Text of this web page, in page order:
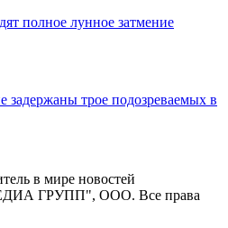
полное лунное затмение
трое подозреваемых в
в мире новостей
ГРУПП", ООО. Все права